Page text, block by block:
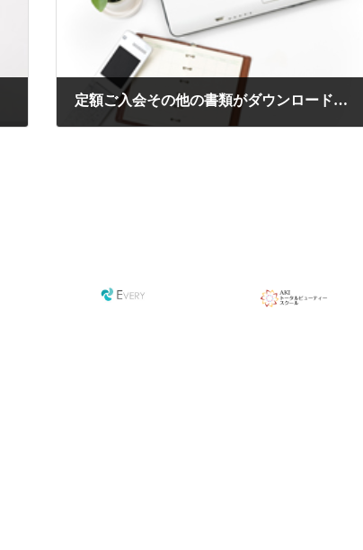
定額ご入会その他の書類がダウンロードいただけます。
2017年2月28日